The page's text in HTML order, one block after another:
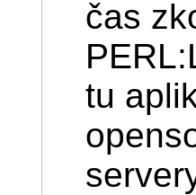
čas
tu